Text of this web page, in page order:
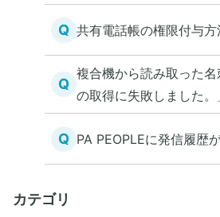
Q 共有電話帳の権限付与
Q
複合機から読み取った
の取得に失敗しました
電話帳にアクセスできな
Q PA PEOPLEに発信履歴
カテゴリ